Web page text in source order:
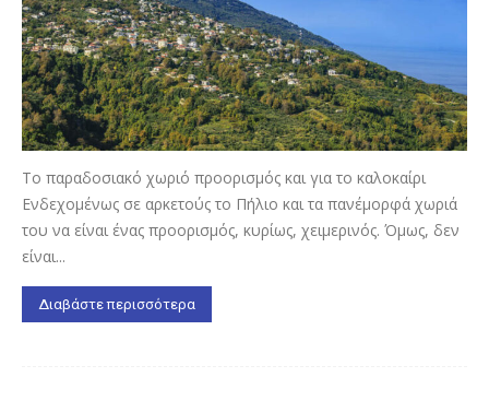
Το παραδοσιακό χωριό προορισμός και για το καλοκαίρι
Ενδεχομένως σε αρκετούς το Πήλιο και τα πανέμορφά χωριά
του να είναι ένας προορισμός, κυρίως, χειμερινός. Όμως, δεν
είναι...
Διαβάστε περισσότερα